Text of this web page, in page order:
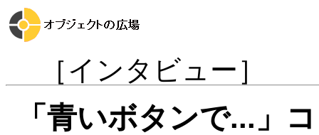
［インタビュー］
「青いボタンで...」